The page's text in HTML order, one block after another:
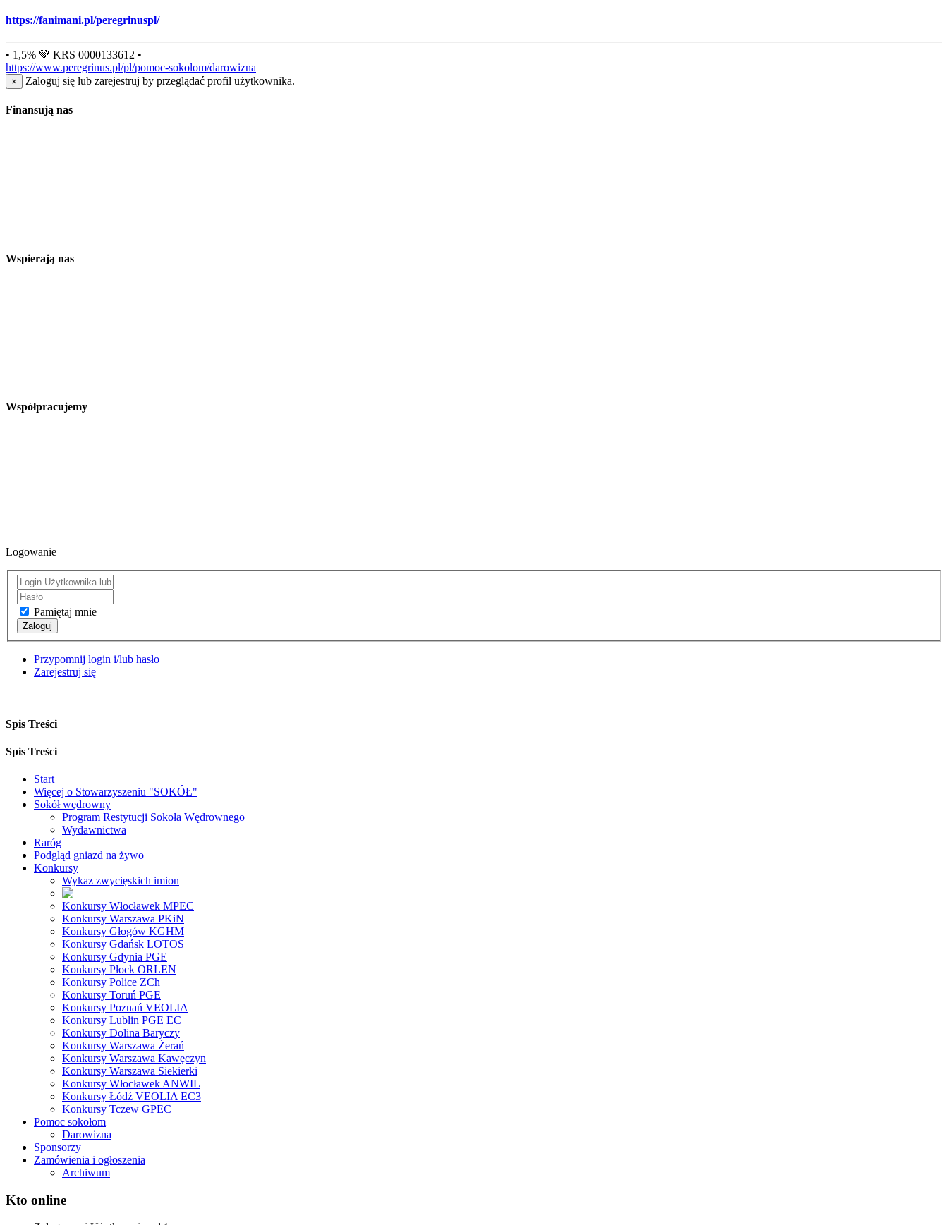
https://fanimani.pl/peregrinuspl/
• 1,5% 💚 KRS 0000133612 •
https://www.peregrinus.pl/pl/pomoc-sokolom/darowizna
× Zaloguj się lub zarejestruj by przeglądać profil użytkownika.
Finansują nas
Wspierają nas
Współpracujemy
Logowanie
Pamiętaj mnie
Zaloguj
Przypomnij login i/lub hasło
Zarejestruj się
Spis Treści
Spis Treści
Start
Więcej o Stowarzyszeniu "SOKÓŁ"
Sokół wędrowny
Program Restytucji Sokoła Wędrownego
Wydawnictwa
Raróg
Podgląd gniazd na żywo
Konkursy
Wykaz zwycięskich imion
Konkursy Włocławek MPEC
Konkursy Warszawa PKiN
Konkursy Głogów KGHM
Konkursy Gdańsk LOTOS
Konkursy Gdynia PGE
Konkursy Płock ORLEN
Konkursy Police ZCh
Konkursy Toruń PGE
Konkursy Poznań VEOLIA
Konkursy Lublin PGE EC
Konkursy Dolina Baryczy
Konkursy Warszawa Żerań
Konkursy Warszawa Kawęczyn
Konkursy Warszawa Siekierki
Konkursy Włocławek ANWIL
Konkursy Łódź VEOLIA EC3
Konkursy Tczew GPEC
Pomoc sokołom
Darowizna
Sponsorzy
Zamówienia i ogłoszenia
Archiwum
Kto online